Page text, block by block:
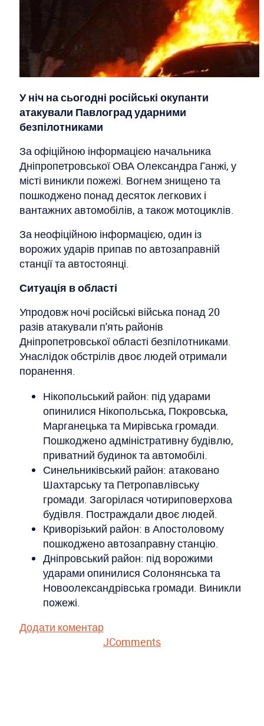
У ніч на сьогодні російські окупанти
атакували Павлоград ударними
безпілотниками
За офіційною інформацією начальника
Дніпропетровської ОВА Олександра Ганжі, у
місті виникли пожежі. Вогнем знищено та
пошкоджено понад десяток легкових і
вантажних автомобілів, а також мотоциклів.
За неофіційною інформацією, один із
ворожих ударів припав по автозаправній
станції та автостоянці.
Ситуація в області
Упродовж ночі російські війська понад 20
разів атакували п'ять районів
Дніпропетровської області безпілотниками.
Унаслідок обстрілів двоє людей отримали
поранення.
Нікопольський район: під ударами
опинилися Нікопольська, Покровська,
Марганецька та Мирівська громади.
Пошкоджено адміністративну будівлю,
приватний будинок та автомобілі.
Синельниківський район: атаковано
Шахтарську та Петропавлівську
громади. Загорілася чотириповерхова
будівля. Постраждали двоє людей.
Криворізький район: в Апостоловому
пошкоджено автозаправну станцію.
Дніпровський район: під ворожими
ударами опинилися Солонянська та
Новоолександрівська громади. Виникли
пожежі.
Додати коментар
JComments